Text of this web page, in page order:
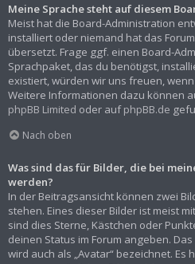
Meine Sprache steht auf diesem
Meist hat die Board-Administration
installiert oder niemand hat das
übersetzt. Frage ggf. einen Board-
Sprachpaket, das du benötigst,
existiert, würden wir uns freuen,
Weitere Informationen dazu können
phpBB Limited oder aufphpBB.de
Nach oben
Was sind das für Bilder, die bei
werden?
In der Beitragsansicht können zwei
stehen. Eines dieser Bilder ist meist
sind dies Sterne, Kästchen oder
deinen Status im Forum angeben.
wird auch als „Avatar“ bezeichnet. Es